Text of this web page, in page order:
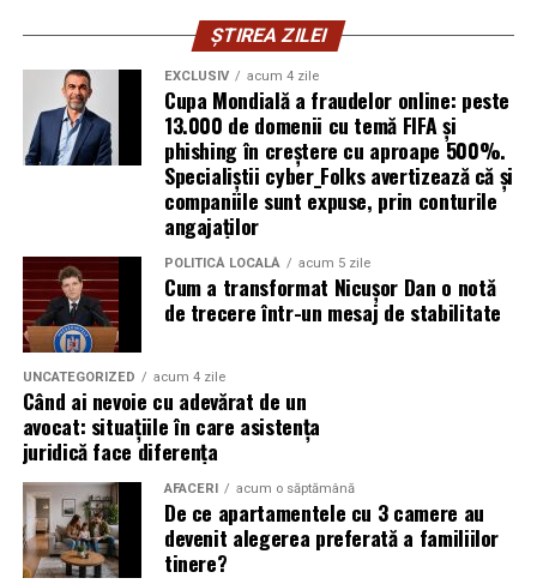
Procedeul AREC este recomandat pentru:
Copii și adulți cuastm bronșic
Persoane cubronșite cronice, alergii
respiratorii
Pacienți post-infecţii respiratorii acute care încă au
sechele (secreţii, dificultăţi de respiraţie)
Persoane care doresc să reducă consumul de
medicamente respiratorii
Cei care caută terapii naturale, fără efecte adverse
Cum să începi terapia la
Respysal
Contact și programare– te poţi programa prin
site-ul nostru sau telefonic. Adresa în Oradea,
ȘTIREA ZILEI
EXCLUSIV acum 4 zile
Cupa Mondială a fraudelor online: peste
13.000 de domenii cu temă FIFA și
phishing în creștere cu aproape 500%.
Specialiștii cyber_Folks avertizează că și
companiile sunt expuse, prin conturile
angajaților
POLITICĂ LOCALĂ acum 5 zile
Cum a transformat Nicușor Dan o notă
de trecere într-un mesaj de stabilitate
UNCATEGORIZED acum 4 zile
Când ai nevoie cu adevărat de un
avocat: situațiile în care asistența
juridică face diferența
AFACERI acum o săptămână
De ce apartamentele cu 3 camere au
devenit alegerea preferată a familiilor
tinere?